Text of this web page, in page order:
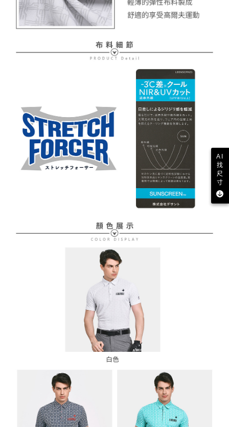
AI
找
尺
寸